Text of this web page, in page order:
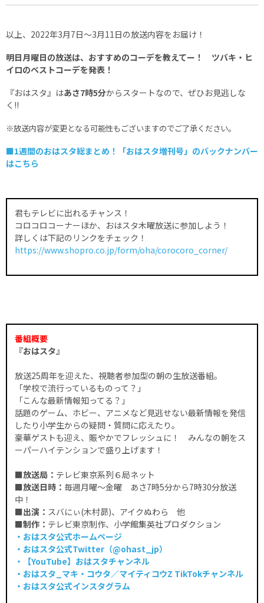
以上、2022年3月7日～3月11日の放送内容をお届け！
明日月曜日の放送は、おすすめのコーデを教えてー！ ツバキ・ヒ
イロのベストコーデを発表！
『おはスタ』はあさ7時5分からスタートなので、ぜひお見逃しな
く!!
※放送内容が変更となる可能性もございますのでご了承ください。
■1週間のおはスタ総まとめ！「おはスタ増刊号」のバックナンバー
はこちら
君もテレビに出れるチャンス！
コロコロコーナーほか、おはスタ木曜放送に参加しよう！
詳しくは下記のリンクをチェック！
https://www.shopro.co.jp/form/oha/corocoro_corner/
番組概要
『おはスタ』
放送25周年を迎えた、視聴者参加型の朝の生放送番組。
「学校で流行っているものって？」
「こんな最新情報知ってる？」
話題のゲーム、ホビー、アニメなど見逃せない最新情報を発信
したり小学生からの疑問・質問に応えたり。
豪華ゲストも迎え、賑やかでフレッシュに！ みんなの朝をス
ーパーハイテンションで盛り上げます！
■放送局： テレビ東京系列６局ネット
■放送日時： 毎週月曜～金曜 あさ7時5分から7時30分放送
中！
■出演： スバにぃ(木村昴)、アイクぬわら 他
■制作： テレビ東京制作、小学館集英社プロダクション
・おはスタ公式ホームページ
・おはスタ公式Twitter（@ohast_jp）
・【YouTube】 おはスタチャンネル
・おはスタ_マキ・コウタ／マイティコウZ TikTokチャンネル
・おはスタ公式インスタグラム